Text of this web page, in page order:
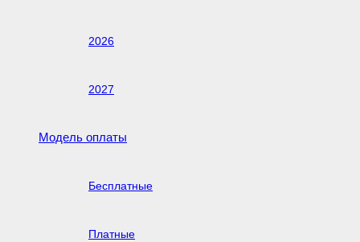
2026
2027
Модель оплаты
Бесплатные
Платные